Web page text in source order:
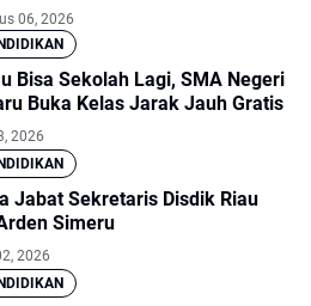
06, 2026
Bisa Sekolah Lagi, SMA Negeri
Buka Kelas Jarak Jauh Gratis
2026
Jabat Sekretaris Disdik Riau
Simeru
2026